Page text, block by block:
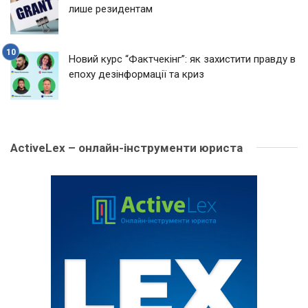
лише резидентам
Новий курс “Фактчекінг”: як захистити правду в
епоху дезінформації та криз
ActiveLex – онлайн-інструменти юриста